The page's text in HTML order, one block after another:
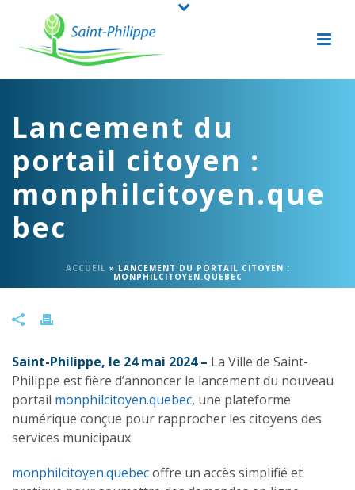
Lancement du
portail citoyen :
monphilcitoyen.que
bec
ACCUEIL » LANCEMENT DU PORTAIL CITOYEN :
MONPHILCITOYEN.QUEBEC
Saint-Philippe, le 24 mai 2024 – La Ville de Saint-
Philippe est fière d’annoncer le lancement du nouveau
portail monphilcitoyen.quebec, une plateforme
numérique conçue pour rapprocher les citoyens des
services municipaux.
monphilcitoyen.quebecoffre un accès simplifié et